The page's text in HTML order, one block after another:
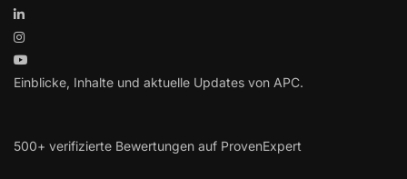
Einblicke, Inhalte und aktuelle Updates von APC.
500+ verifizierte Bewertungen auf ProvenExpert